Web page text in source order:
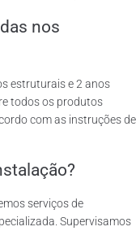
nos
estruturais e 2 anos
todos os produtos
com as instruções de
serviços de
Supervisamos